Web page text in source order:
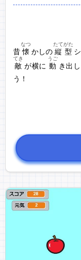
昔懐
なつ
かしの 縦型
たてがた
敵
てき
が横に 動
うご
き出
う！